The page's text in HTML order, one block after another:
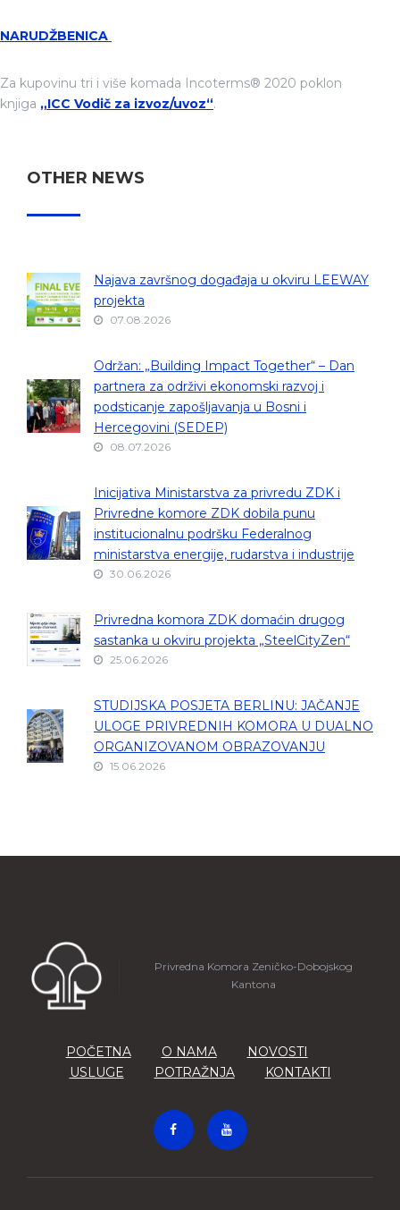
NARUDŽBENICA
Za kupovinu tri i više komada Incoterms® 2020 poklon
knjiga „ICC Vodič za izvoz/uvoz“.
OTHER NEWS
Najava završnog događaja u okviru LEEWAY
projekta
07.08.2026
Održan: „Building Impact Together“ – Dan
partnera za održivi ekonomski razvoj i
podsticanje zapošljavanja u Bosni i
Hercegovini (SEDEP)
08.07.2026
Inicijativa Ministarstva za privredu ZDK i
Privredne komore ZDK dobila punu
institucionalnu podršku Federalnog
ministarstva energije, rudarstva i industrije
30.06.2026
Privredna komora ZDK domaćin drugog
sastanka u okviru projekta „SteelCityZen“
25.06.2026
STUDIJSKA POSJETA BERLINU: JAČANJE
ULOGE PRIVREDNIH KOMORA U DUALNO
ORGANIZOVANOM OBRAZOVANJU
15.06.2026
Privredna Komora Zeničko-Dobojskog
Kantona
POČETNA O NAMA
NOVOSTI
USLUGE
POTRAŽNJA KONTAKTI